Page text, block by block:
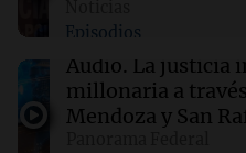
12:31 Juntos
Los Tekis
llenaron de carnaval
Episodios
Audio. La justicia
millonaria a
Mendoza y San